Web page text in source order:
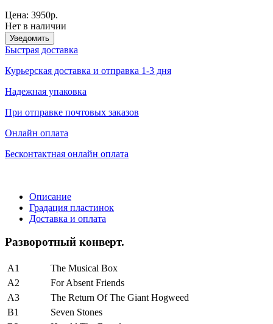
Цена: 3950р.
Нет в наличии
Уведомить
Быстрая доставка
Курьерская доставка и отправка 1-3 дня
Надежная упаковка
При отправке почтовых заказов
Онлайн оплата
Бесконтактная онлайн оплата
Описание
Градация пластинок
Доставка и оплата
Разворотный конверт.
A1
The Musical Box
A2
For Absent Friends
A3
The Return Of The Giant Hogweed
B1
Seven Stones